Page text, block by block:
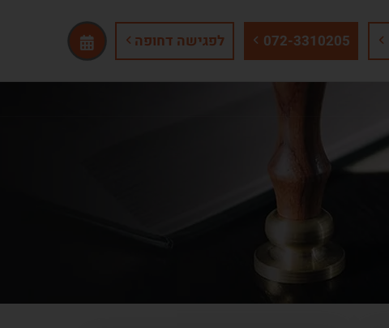
072-3310205 לפגישה דחופה